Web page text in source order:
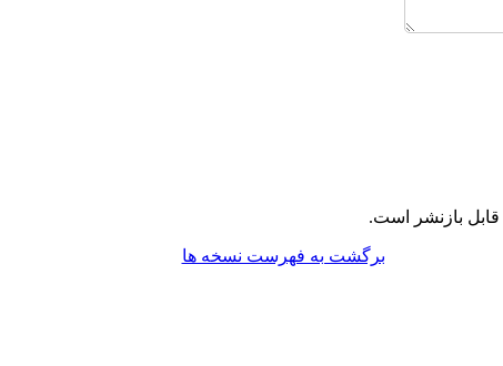
قابل بازنشر است.
برگشت به فهرست نسخه ها